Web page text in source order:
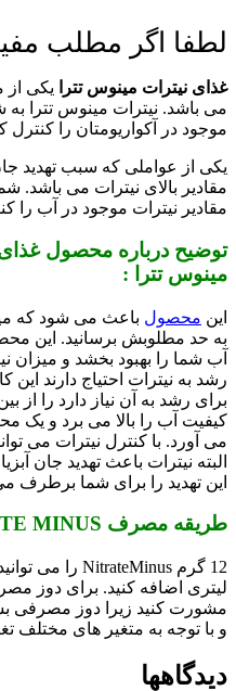
لطفا اگر مطلب
غذای نیترات مینوس تترا یکی
می باشد. نیترات مینوس تترا
موجود در آکواریومتان را کنترل
یکی از عواملی که سبب تهدید
مقادیر بالای نیترات می باشد.
مقادیر نیترات موجود در آب را
توضیح درباره محصول
مینوس تترا :
این محصول باعث می شود که
آب شما را بهبود بخشد و میزان
رشد به نیترات احتیاج دارند
برای رشد به آن نیاز دارد را از
کیفیت آب را بالا می برد و یک
می آورد. با کنترل نیترات می
البته نیترات باعث تهدید جان
این تهدید را برای شما برطرف
طریقه مصرف TETRA AQUA NITRATE MINUS :
لیتری اضافه کنید. برای دوز
مشورت کنید زیرا دوز مصرفی
و با توجه به متغیر های مختلف
دیدگاهها